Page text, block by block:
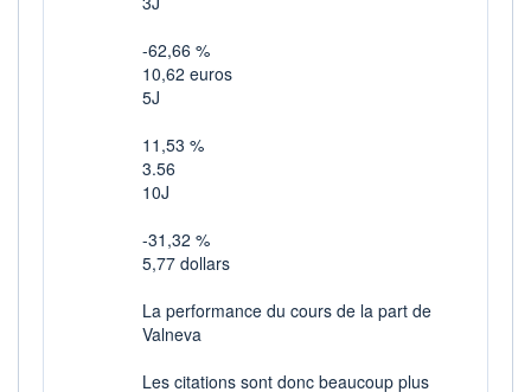
-62,66 %
10,62 euros
5J
11,53 %
3.56
10J
-31,32 %
5,77 dollars
La performance du cours de la part de
Valneva
Les citations sont donc beaucoup plus